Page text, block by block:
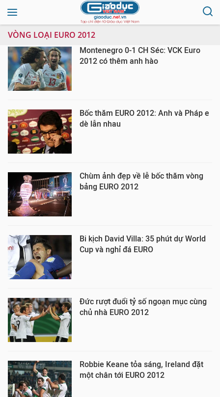
VÒNG LOẠI EURO 2012
Montenegro 0-1 CH Séc: VCK Euro
2012 có thêm anh hào
Bốc thăm EURO 2012: Anh và Pháp e
dè lẫn nhau
Chùm ảnh đẹp về lễ bốc thăm vòng
bảng EURO 2012
Bi kịch David Villa: 35 phút dự World
Cup và nghỉ đá EURO
Đức rượt đuổi tỷ số ngoạn mục cùng
chủ nhà EURO 2012
Robbie Keane tỏa sáng, Ireland đặt
một chân tới EURO 2012